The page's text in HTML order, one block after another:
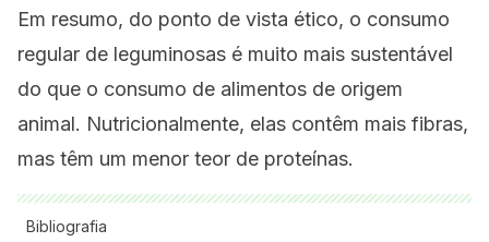
Em resumo, do ponto de vista ético, o consumo
regular de leguminosas é muito mais sustentável
do que o consumo de alimentos de origem
animal. Nutricionalmente, elas contêm mais fibras,
mas têm um menor teor de proteínas.
Bibliografia